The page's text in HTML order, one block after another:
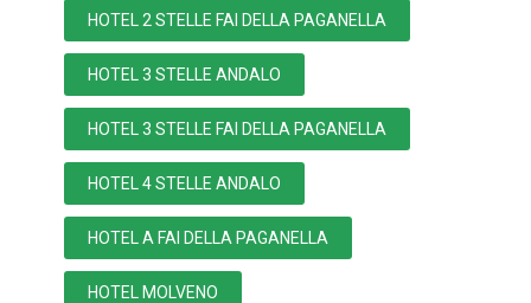
HOTEL 2 STELLE FAI DELLA PAGANELLA
HOTEL 3 STELLE ANDALO
HOTEL 3 STELLE FAI DELLA PAGANELLA
HOTEL 4 STELLE ANDALO
HOTEL A FAI DELLA PAGANELLA
HOTEL MOLVENO